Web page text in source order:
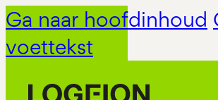
Ga naar hoofdinhoud
voettekst